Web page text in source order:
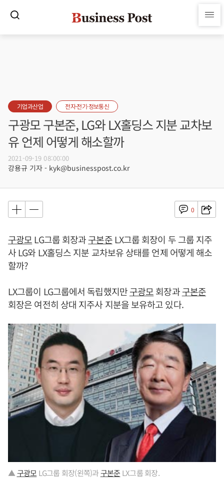
기업과산업 전자·전기·정보통신
구광모 구본준, LG와 LX홀딩스 지분 교차보
유 언제 어떻게 해소할까
2021-09-19 08:00:00
강용규 기자 - kyk@businesspost.co.kr
0
구광모LG그룹 회장과구본준LX그룹 회장이 두 그룹 지주
사 LG와 LX홀딩스 지분 교차보유 상태를 언제 어떻게 해소
할까?
LX그룹이 LG그룹에서 독립했지만구광모회장과구본준
회장은 여전히 상대 지주사 지분을 보유하고 있다.
▲구광모 LG그룹 회장(왼쪽)과구본준 LX그룹 회장.